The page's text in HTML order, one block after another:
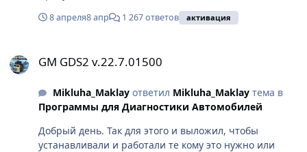
8 апреля8 апр 1 267 ответов активация
GM GDS2 v.22.7.01500
Mikluha_Maklayответил Mikluha_Maklayтема в
Программы для Диагностики Автомобилей
Добрый день. Так для этого и выложил, чтобы
устанавливали и работали те кому это нужно или